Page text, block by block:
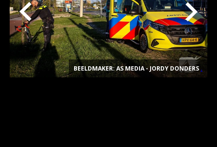
BEELDMAKER: AS MEDIA - JORDY DONDERS .